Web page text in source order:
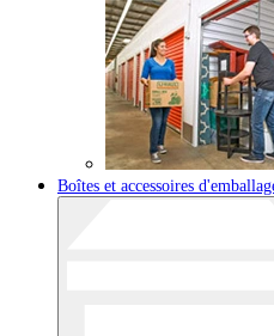
Boîtes et accessoires